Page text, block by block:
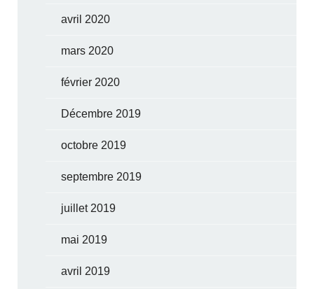
avril 2020
mars 2020
février 2020
Décembre 2019
octobre 2019
septembre 2019
juillet 2019
mai 2019
avril 2019